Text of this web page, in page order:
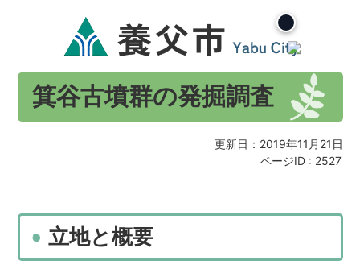
箕谷古墳群の発掘調査
更新日：2019年11月21日
ページID : 2527
立地と概要